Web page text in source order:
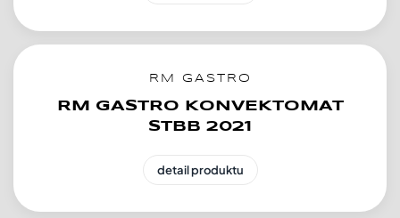
RM GASTRO
RM GASTRO KONVEKTOMAT
STBB 2021
detail produktu